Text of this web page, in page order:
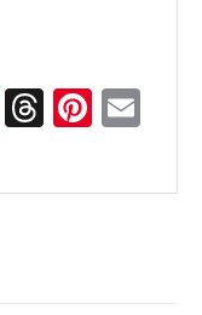
Twitter
Threads